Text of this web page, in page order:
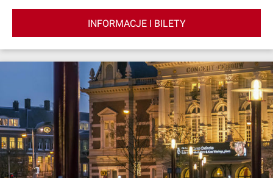
INFORMACJE I BILETY